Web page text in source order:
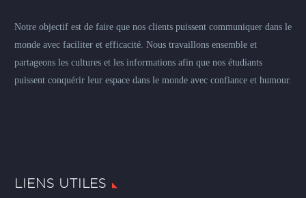
Notre objectif est de faire que nos clients puissent communiquer dans le
monde avec faciliter et efficacité. Nous travaillons ensemble et
partageons les cultures et les informations afin que nos étudiants
puissent conquérir leur espace dans le monde avec confiance et humour.
LIENS UTILES